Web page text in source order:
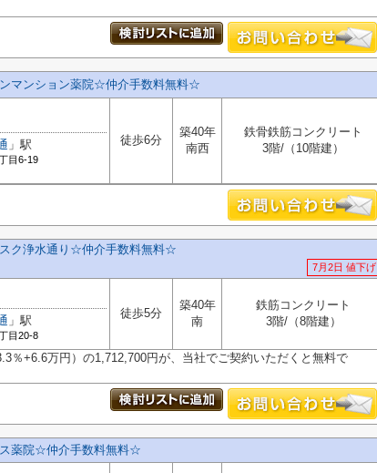
マンション薬院☆仲介手数料無料☆
」駅
目6-19
徒歩6分
築40年
南西
鉄骨鉄筋コンクリート
3階/（10階建）
ク浄水通り☆仲介手数料無料☆
7月2日 値下げ
」駅
目20-8
徒歩5分
築40年
南
鉄筋コンクリート
3階/（8階建）
％+6.6万円）の1,712,700円が、当社でご契約いただくと無料で
薬院☆仲介手数料無料☆